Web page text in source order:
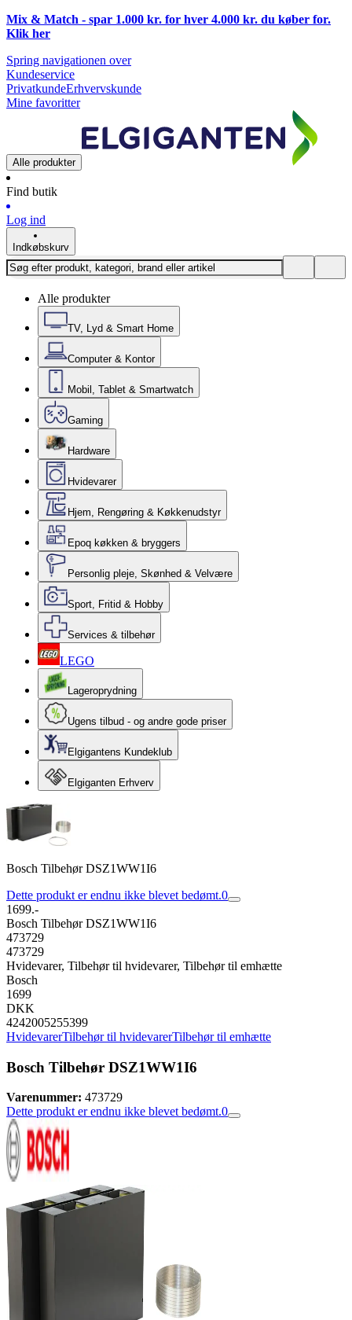
Mix & Match - spar 1.000 kr. for hver 4.000 kr. du køber for.
Klik her
Spring navigationen over
Kundeservice
PrivatkundeErhvervskunde
Mine favoritter
Alle produkter
Find butik
Log ind
Indkøbskurv
Alle produkter
TV, Lyd & Smart Home
Computer & Kontor
Mobil, Tablet & Smartwatch
Gaming
Hardware
Hvidevarer
Hjem, Rengøring & Køkkenudstyr
Epoq køkken & bryggers
Personlig pleje, Skønhed & Velvære
Sport, Fritid & Hobby
Services & tilbehør
LEGO
Lageroprydning
Ugens tilbud - og andre gode priser
Elgigantens Kundeklub
Elgiganten Erhverv
Bosch Tilbehør DSZ1WW1I6
Dette produkt er endnu ikke blevet bedømt.0
1699.-
Bosch Tilbehør DSZ1WW1I6
473729
473729
Hvidevarer, Tilbehør til hvidevarer, Tilbehør til emhætte
Bosch
1699
DKK
4242005255399
HvidevarerTilbehør til hvidevarerTilbehør til emhætte
Bosch Tilbehør DSZ1WW1I6
Varenummer: 473729
Dette produkt er endnu ikke blevet bedømt.0